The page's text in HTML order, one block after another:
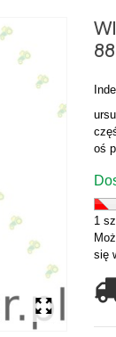
oś
1
się